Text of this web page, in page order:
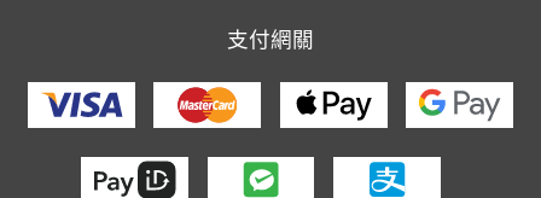
支付網關